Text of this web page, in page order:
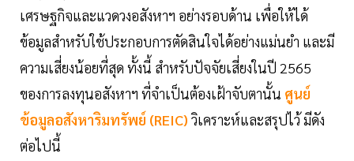
เศรษฐกิจและแวดวงอสังหาฯ อย่างรอบด้าน เพื่อให้ได้
ข้อมูลสำหรับใช้ประกอบการตัดสินใจได้อย่างแม่นยำ และมี
ความเสี่ยงน้อยที่สุด ทั้งนี้ สำหรับปัจจัยเสี่ยงในปี 2565
ของการลงทุนอสังหาฯ ที่จำเป็นต้องเฝ้าจับตานั้น ศูนย์
ข้อมูลอสังหาริมทรัพย์ (REIC) วิเคราะห์และสรุปไว้ มีดัง
ต่อไปนี้